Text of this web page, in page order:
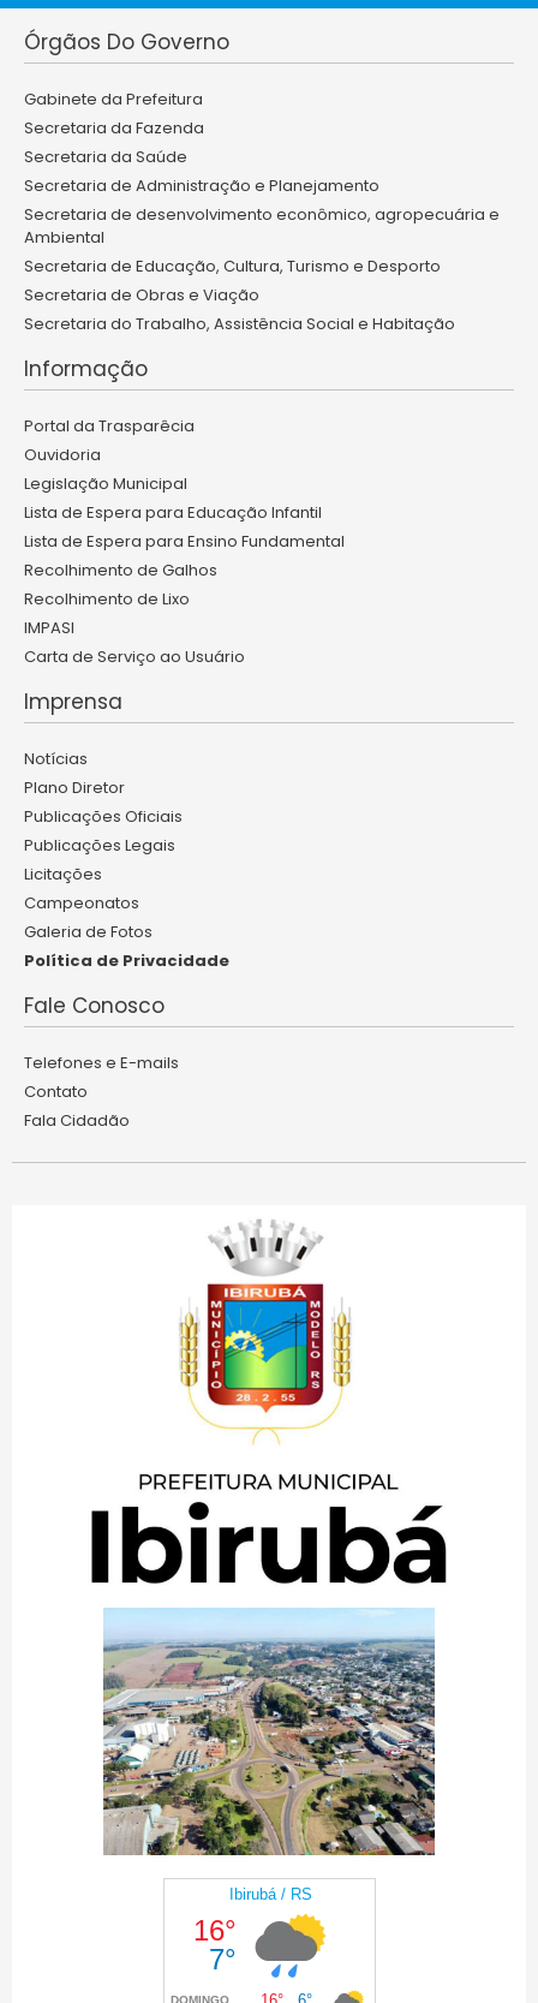
Órgãos Do Governo
Gabinete da Prefeitura
Secretaria da Fazenda
Secretaria da Saúde
Secretaria de Administração e Planejamento
Secretaria de desenvolvimento econômico, agropecuária e
Ambiental
Secretaria de Educação, Cultura, Turismo e Desporto
Secretaria de Obras e Viação
Secretaria do Trabalho, Assistência Social e Habitação
Informação
Portal da Trasparêcia
Ouvidoria
Legislação Municipal
Lista de Espera para Educação Infantil
Lista de Espera para Ensino Fundamental
Recolhimento de Galhos
Recolhimento de Lixo
IMPASI
Carta de Serviço ao Usuário
Imprensa
Notícias
Plano Diretor
Publicações Oficiais
Publicações Legais
Licitações
Campeonatos
Galeria de Fotos
Política de Privacidade
Fale Conosco
Telefones e E-mails
Contato
Fala Cidadão